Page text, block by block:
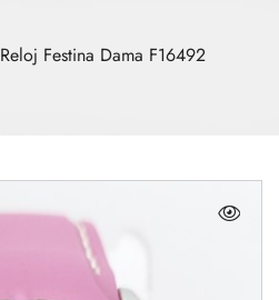
Reloj Festina Dama F16492